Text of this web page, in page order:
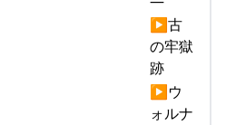
▶古
の牢獄
跡
▶ウ
ォルナ